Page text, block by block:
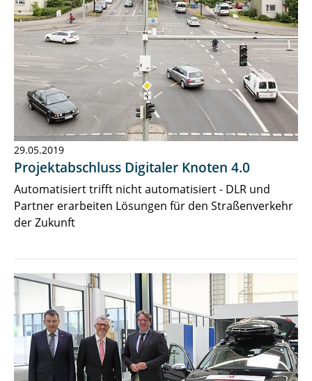
29.05.2019
Projektabschluss Digitaler Knoten 4.0
Automatisiert trifft nicht automatisiert - DLR und
Partner erarbeiten Lösungen für den Straßenverkehr
der Zukunft